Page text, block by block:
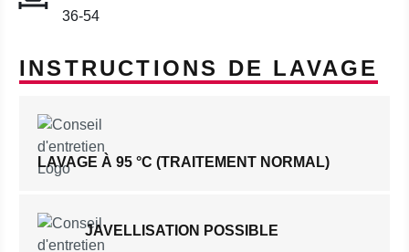
36-54
INSTRUCTIONS DE LAVAGE
LAVAGE À 95 °C (TRAITEMENT NORMAL)
JAVELLISATION POSSIBLE